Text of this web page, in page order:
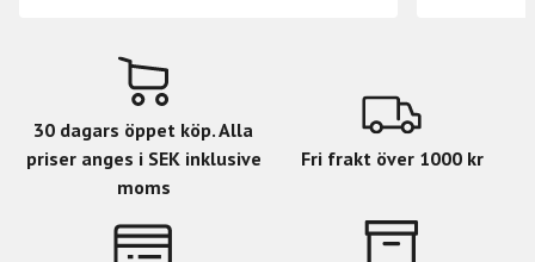
30 dagars öppet köp. Alla
priser anges i SEK inklusive
moms
Fri frakt över 1000 kr